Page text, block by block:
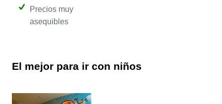
Precios muy
asequibles
El mejor para ir con niños